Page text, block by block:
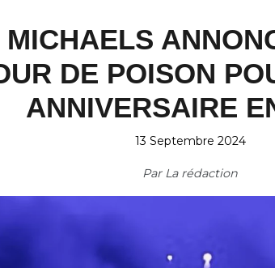
MICHAELS
DE POISON
ANNIVERSAIRE
13 Septembre 2024
Par La rédaction